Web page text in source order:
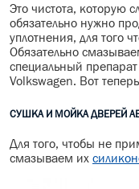
Это чистота, которую
обязательно нужно
уплотнения, для того
Обязательно
специальный
Volkswagen. Вот
СУШКА И МОЙКА ДВЕРЕЙ
Для того, чтобы не
смазываем их